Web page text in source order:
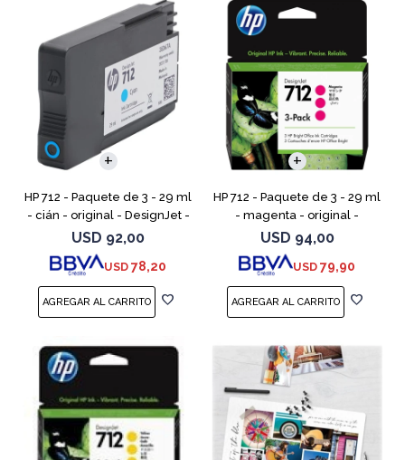
HP 712 - Paquete de 3 - 29 ml
- cián - original - DesignJet -
cartucho de tinta - para
DesignJet Studio, T210, T230,
T250, T630,
USD 92,00
USD 78,20
HP 712 - Paquete de 3 - 29 ml
- magenta - original -
DesignJet - cartucho de tinta
- para DesignJet Studio, T210,
T230, T250, T6
USD 94,00
USD 79,90